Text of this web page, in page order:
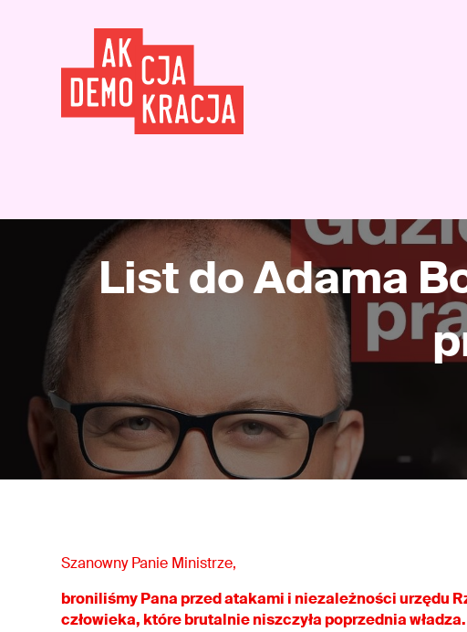
List do Adama
Szanowny Panie Ministrze,
broniliśmy Pana przed atakami i niezależności urzędu
człowieka, które brutalnie niszczyła poprzednia władza.